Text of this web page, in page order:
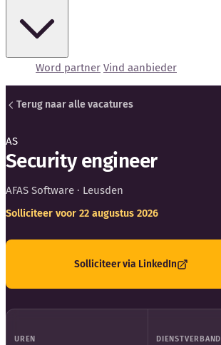
Word partner Vind aanbieder
Blog
Terug naar alle vacatures
AS
Security engineer
AFAS Software · Leusden
Solliciteer voor 22 augustus 2026
Solliciteer via LinkedIn
UREN DIENSTVERBAND